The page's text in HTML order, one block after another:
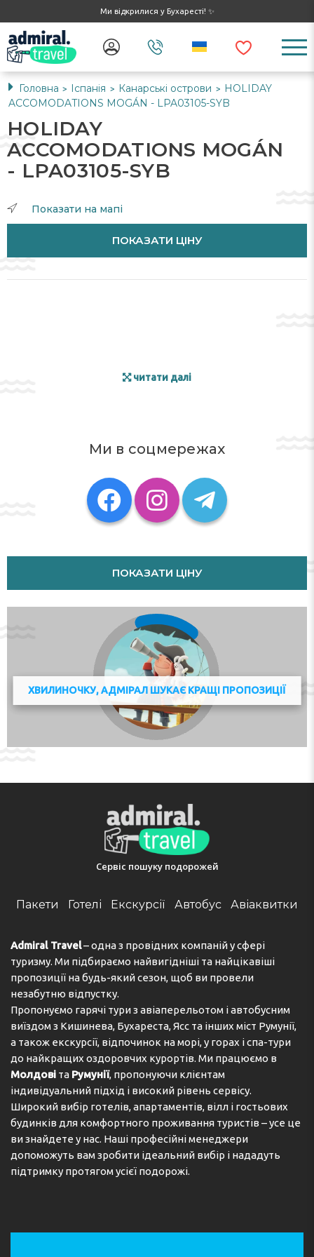
Ми відкрилися у Бухаресті! ✨
Головна > Іспанія > Канарські острови >
HOLIDAY
ACCOMODATIONS MOGÁN - LPA03105-SYB
HOLIDAY
ACCOMODATIONS MOGÁN
- LPA03105-SYB
Показати на мапі
ПОКАЗАТИ ЦІНУ
читати далі
Ми в соцмережах
ПОКАЗАТИ ЦІНУ
ХВИЛИНОЧКУ, АДМІРАЛ ШУКАЄ КРАЩІ ПРОПОЗИЦІЇ
Сервіс пошуку подорожей
Пакети Готелі Екскурсії Автобус Авіаквитки
Admiral Travel– одна з провідних компаній у сфері
туризму. Ми підбираємо найвигідніші та найцікавіші
пропозиції на будь-який сезон, щоб ви провели
незабутню відпустку.
Пропонуємо гарячі тури з авіаперельотом і автобусним
виїздом з Кишинева, Бухареста, Ясс та інших міст Румунії,
а також екскурсії, відпочинок на морі, у горах і спа-тури
до найкращих оздоровчих курортів. Ми працюємо в
Молдові та Румунії, пропонуючи клієнтам
індивідуальний підхід і високий рівень сервісу.
Широкий вибір готелів, апартаментів, вілл і гостьових
будинків для комфортного проживання туристів – усе це
ви знайдете у нас. Наші професійні менеджери
допоможуть вам зробити ідеальний вибір і нададуть
підтримку протягом усієї подорожі.